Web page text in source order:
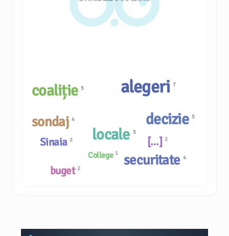
buget 2
alegeri7
College 1
Sinaia 2
coaliție 5
decizie 5
locale 5
[…] 2
securitate 4
sondaj4